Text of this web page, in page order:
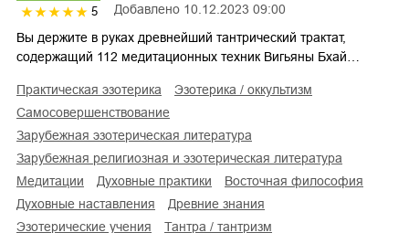
5 Добавлено 10.12.2023 09:00
Вы держите в руках древнейший тантрический трактат,
содержащий 112 медитационных техник Вигьяны Бхай…
практическая эзотерика
эзотерика / оккультизм
самосовершенствование
зарубежная эзотерическая литература
зарубежная религиозная и эзотерическая литература
медитации
духовные практики
восточная философия
духовные наставления
древние знания
эзотерические учения
тантра / тантризм